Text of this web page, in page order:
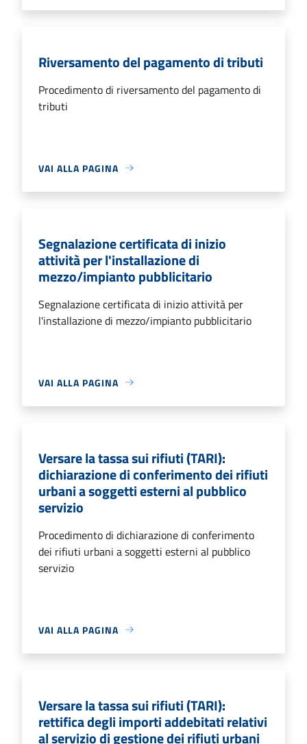
Riversamento del pagamento di tributi
Procedimento di riversamento del pagamento di
tributi
VAI ALLA PAGINA
Segnalazione certificata di inizio
attività per l'installazione di
mezzo/impianto pubblicitario
Segnalazione certificata di inizio attività per
l'installazione di mezzo/impianto pubblicitario
VAI ALLA PAGINA
Versare la tassa sui rifiuti (TARI):
dichiarazione di conferimento dei rifiuti
urbani a soggetti esterni al pubblico
servizio
Procedimento di dichiarazione di conferimento
dei rifiuti urbani a soggetti esterni al pubblico
servizio
VAI ALLA PAGINA
Versare la tassa sui rifiuti (TARI):
rettifica degli importi addebitati relativi
al servizio di gestione dei rifiuti urbani